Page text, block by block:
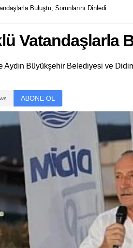
Buluştu, Sorunlarını Dinledi
Vatandaşlarla
Aydın Büyükşehir Belediyesi ve
ABONE OL